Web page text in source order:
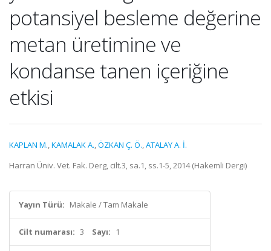
potansiyel besleme değerine
metan üretimine ve
kondanse tanen içeriğine
etkisi
KAPLAN M.,KAMALAK A.,ÖZKAN Ç. Ö.,ATALAY A. İ.
Harran Üniv. Vet. Fak. Derg, cilt.3, sa.1, ss.1-5, 2014 (Hakemli Dergi)
Yayın Türü: Makale / Tam Makale
Cilt numarası: 3 Sayı: 1